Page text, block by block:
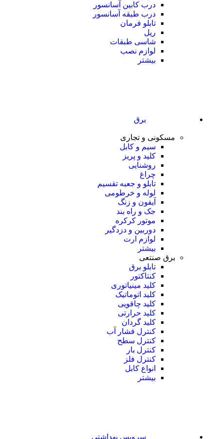
درب کابین آسانسور
درب طبقه آسانسور
تابلو فرمان
ریل
شاسی طبقات
لوازم نصب
بیشتر
برق
مسکونی و تجاری
سیم و کابل
کلید و پریز
روشنایی
چراغ
تابلو و جعبه تقسیم
لوله و خرطومی
آیفون و زنگ
جک و راه بند
موتور کرکره
دوربین و دزدگیر
لوازم ارت
بیشتر
برق صنتعی
تابلو برق
کنتاکتور
کلید مینیاتوری
کلید اتوماتیک
کلید چاقویی
کلید حرارتی
کلید گردان
کنترل فشار آب
کنترل سطح
کنترل بار
کنترل فلز
انواع کابل
بیشتر
سرویس بهداشتی